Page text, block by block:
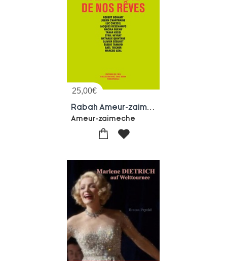
25,00€
Ameur-zaimeche